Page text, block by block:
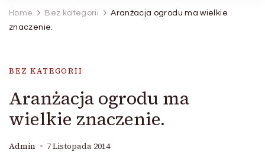
Home Bez kategorii
Aranżacja ogrodu ma wielkie
znaczenie.
BEZ KATEGORII
Aranżacja ogrodu ma
wielkie znaczenie.
Admin 7 Listopada 2014